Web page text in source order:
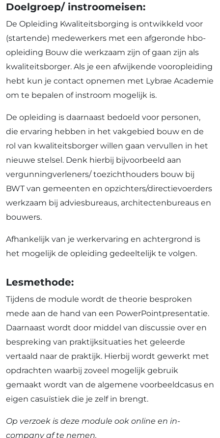
Doelgroep/ instroomeisen:
De Opleiding Kwaliteitsborging is ontwikkeld voor
(startende) medewerkers met een afgeronde hbo-
opleiding Bouw die werkzaam zijn of gaan zijn als
kwaliteitsborger. Als je een afwijkende vooropleiding
hebt kun je contact opnemen met Lybrae Academie
om te bepalen of instroom mogelijk is.
De opleiding is daarnaast bedoeld voor personen,
die ervaring hebben in het vakgebied bouw en de
rol van kwaliteitsborger willen gaan vervullen in het
nieuwe stelsel. Denk hierbij bijvoorbeeld aan
vergunningverleners/ toezichthouders bouw bij
BWT van gemeenten en opzichters/directievoerders
werkzaam bij adviesbureaus, architectenbureaus en
bouwers.
Afhankelijk van je werkervaring en achtergrond is
het mogelijk de opleiding gedeeltelijk te volgen.
Lesmethode:
Tijdens de module wordt de theorie besproken
mede aan de hand van een PowerPointpresentatie.
Daarnaast wordt door middel van discussie over en
bespreking van praktijksituaties het geleerde
vertaald naar de praktijk. Hierbij wordt gewerkt met
opdrachten waarbij zoveel mogelijk gebruik
gemaakt wordt van de algemene voorbeeldcasus en
eigen casuïstiek die je zelf in brengt.
Op verzoek is deze module ook online en in-
company af te nemen.